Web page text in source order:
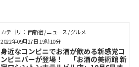
カテゴリ： 西新宿 / ニュース / グルメ
身近なコンビニでお酒が飲める新感覚コ
ンビニバーが登場！ 「お酒の美術館 新
2022年09月27日 19時10分